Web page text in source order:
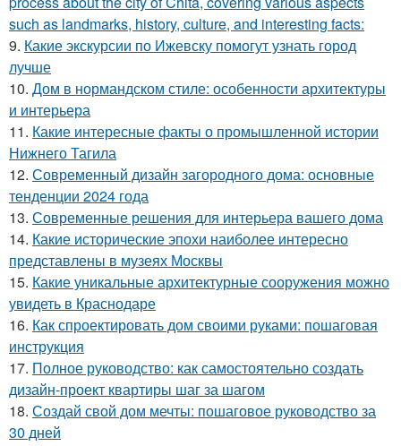
such as landmarks, history, culture, and interesting facts:
9. Какие экскурсии по Ижевску помогут узнать город
лучше
10. Дом в нормандском стиле: особенности архитектуры
и интерьера
11. Какие интересные факты о промышленной истории
Нижнего Тагила
12. Современный дизайн загородного дома: основные
тенденции 2024 года
13. Современные решения для интерьера вашего дома
14. Какие исторические эпохи наиболее интересно
представлены в музеях Москвы
15. Какие уникальные архитектурные сооружения можно
увидеть в Краснодаре
16. Как спроектировать дом своими руками: пошаговая
инструкция
17. Полное руководство: как самостоятельно создать
дизайн-проект квартиры шаг за шагом
18. Создай свой дом мечты: пошаговое руководство за
30 дней